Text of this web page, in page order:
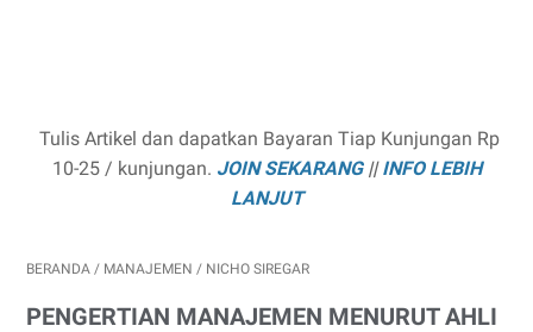
Tulis Artikel dan dapatkan Bayaran Tiap Kunjungan Rp
10-25 / kunjungan. JOIN SEKARANG||INFO LEBIH
LANJUT
BERANDA / MANAJEMEN / NICHO SIREGAR
PENGERTIAN MANAJEMEN MENURUT AHLI